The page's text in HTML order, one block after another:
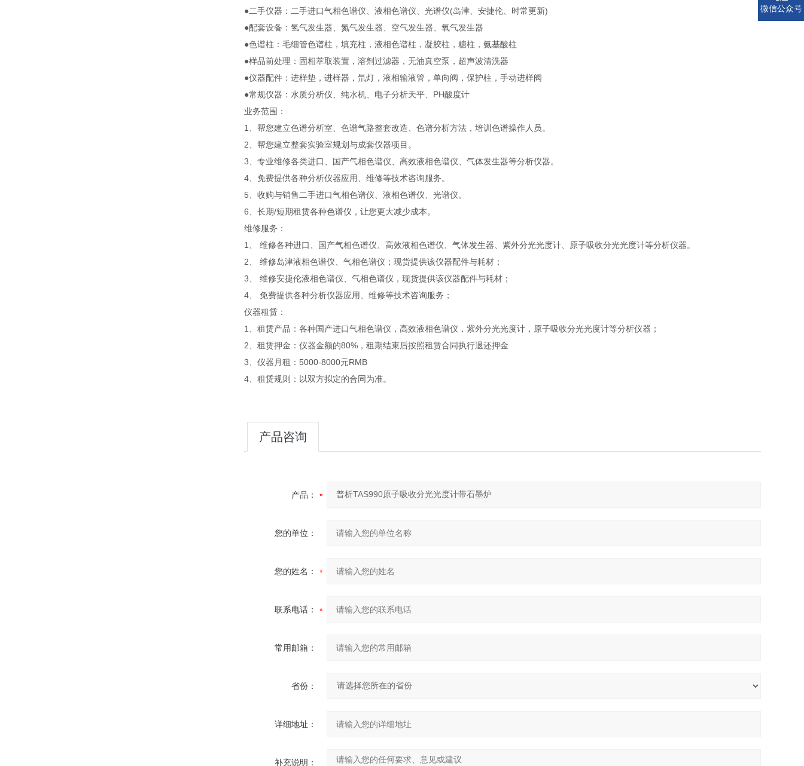
●二手仪器：二手进口气相色谱仪、液相色谱仪、光谱仪(岛津、安捷伦、时常更新)
●配套设备：氢气发生器、氮气发生器、空气发生器、氧气发生器
●色谱柱：毛细管色谱柱，填充柱，液相色谱柱，凝胶柱，糖柱，氨基酸柱
●样品前处理：固相萃取装置，溶剂过滤器，无油真空泵，超声波清洗器
●仪器配件：进样垫，进样器，氘灯，液相输液管，单向阀，保护柱，手动进样阀
●常规仪器：水质分析仪、纯水机、电子分析天平、PH酸度计
业务范围：
1、帮您建立色谱分析室、色谱气路整套改造、色谱分析方法，培训色谱操作人员。
2、帮您建立整套实验室规划与成套仪器项目。
3、专业维修各类进口、国产气相色谱仪、高效液相色谱仪、气体发生器等分析仪器。
4、免费提供各种分析仪器应用、维修等技术咨询服务。
5、收购与销售二手进口气相色谱仪、液相色谱仪、光谱仪。
6、长期/短期租赁各种色谱仪，让您更大减少成本。
维修服务：
1、 维修各种进口、国产气相色谱仪、高效液相色谱仪、气体发生器、紫外分光光度计、原子吸收分光光度计等分析仪器。
2、 维修岛津液相色谱仪、气相色谱仪；现货提供该仪器配件与耗材；
3、 维修安捷伦液相色谱仪、气相色谱仪，现货提供该仪器配件与耗材；
4、 免费提供各种分析仪器应用、维修等技术咨询服务；
仪器租赁：
1、租赁产品：各种国产进口气相色谱仪，高效液相色谱仪，紫外分光光度计，原子吸收分光光度计等分析仪器；
2、租赁押金：仪器金额的80%，租期结束后按照租赁合同执行退还押金
3、仪器月租：5000-8000元RMB
4、租赁规则：以双方拟定的合同为准。
产品咨询
产品：
您的单位：
您的姓名：
联系电话：
常用邮箱：
省份：
详细地址：
补充说明：
微信公众号